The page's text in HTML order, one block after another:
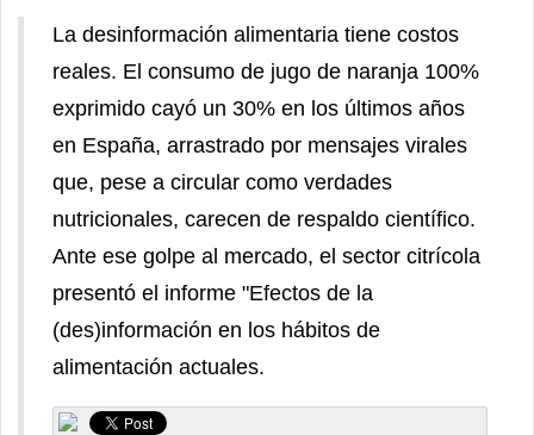
La desinformación alimentaria tiene costos
reales. El consumo de jugo de naranja 100%
exprimido cayó un 30% en los últimos años
en España, arrastrado por mensajes virales
que, pese a circular como verdades
nutricionales, carecen de respaldo científico.
Ante ese golpe al mercado, el sector citrícola
presentó el informe "Efectos de la
(des)información en los hábitos de
alimentación actuales.